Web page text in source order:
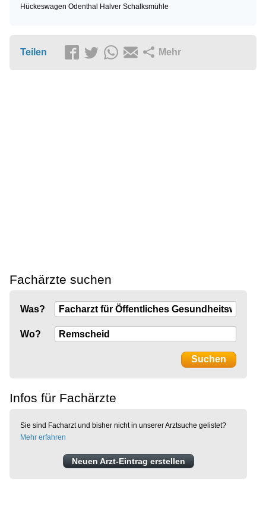
Hückeswagen Odenthal Halver Schalksmühle
Teilen Mehr
Fachärzte suchen
Was?
Wo?
Infos für Fachärzte
Sie sind Facharzt und bisher nicht in unserer Arztsuche gelistet?
Mehr erfahren
Neuen Arzt-Eintrag erstellen